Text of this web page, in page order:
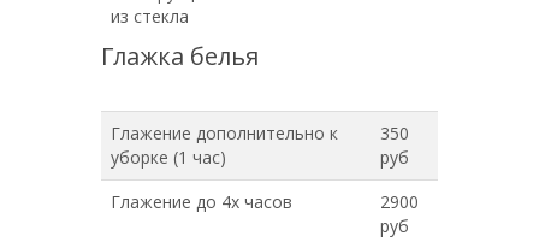
из стекла
Глажка белья
Глажение дополнительно к
уборке (1 час)
350
руб
Глажение до 4х часов
2900
руб